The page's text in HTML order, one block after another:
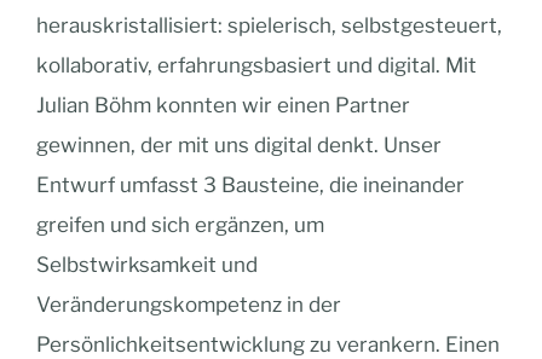
herauskristallisiert: spielerisch, selbstgesteuert,
kollaborativ, erfahrungsbasiert und digital. Mit
Julian Böhm konnten wir einen Partner
gewinnen, der mit uns digital denkt. Unser
Entwurf umfasst 3 Bausteine, die ineinander
greifen und sich ergänzen, um
Selbstwirksamkeit und
Veränderungskompetenz in der
Persönlichkeitsentwicklung zu verankern. Einen